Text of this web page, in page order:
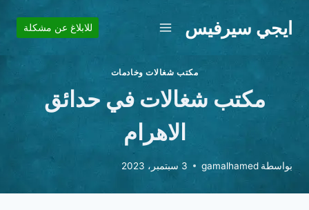
ايجي سيرفيس للابلاغ عن مشكلة
مكتب شغالات وخادمات
مكتب شغالات في حدائق
الاهرام
بواسطة gamalhamed 3 سبتمبر، 2023